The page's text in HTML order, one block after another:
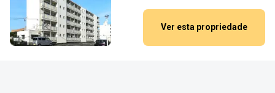
Ver esta propriedade